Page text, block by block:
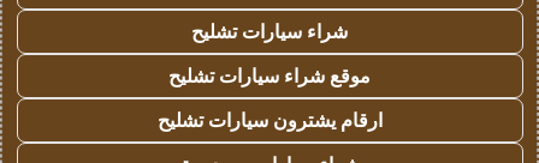
شراء سيارات تشليح
موقع شراء سيارات تشليح
ارقام يشترون سيارات تشليح